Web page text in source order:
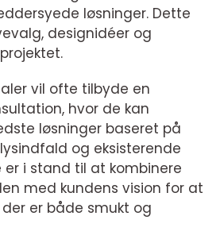
løsninger. Dette
designidéer og
vil ofte tilbyde en
hvor de kan
løsninger baseret på
og eksisterende
er i stand til at kombinere
med kundens vision for at
er både smukt og